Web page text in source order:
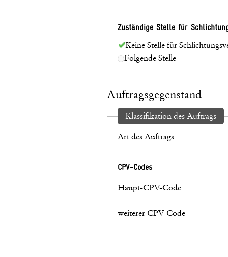
Zuständige Stelle für
Keine Stelle für
Folgende Stelle
Auftragsgegenstand
Klassifikation des Auftrags
Art des Auftrags
CPV-Codes
Haupt-CPV-Code
weiterer CPV-Code